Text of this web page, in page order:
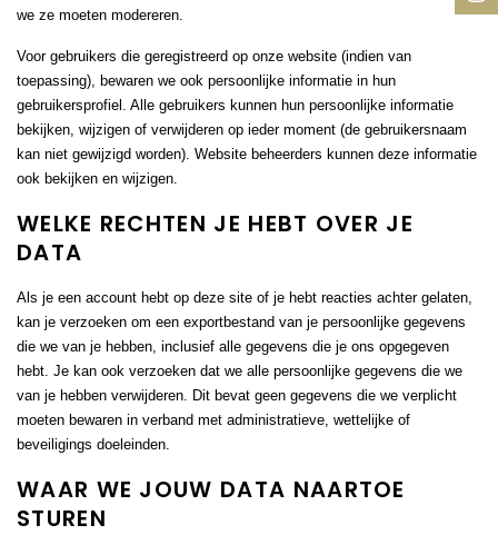
we ze moeten modereren.
Voor gebruikers die geregistreerd op onze website (indien van
toepassing), bewaren we ook persoonlijke informatie in hun
gebruikersprofiel. Alle gebruikers kunnen hun persoonlijke informatie
bekijken, wijzigen of verwijderen op ieder moment (de gebruikersnaam
kan niet gewijzigd worden). Website beheerders kunnen deze informatie
ook bekijken en wijzigen.
WELKE RECHTEN JE HEBT OVER JE
DATA
Als je een account hebt op deze site of je hebt reacties achter gelaten,
kan je verzoeken om een exportbestand van je persoonlijke gegevens
die we van je hebben, inclusief alle gegevens die je ons opgegeven
hebt. Je kan ook verzoeken dat we alle persoonlijke gegevens die we
van je hebben verwijderen. Dit bevat geen gegevens die we verplicht
moeten bewaren in verband met administratieve, wettelijke of
beveiligings doeleinden.
WAAR WE JOUW DATA NAARTOE
STUREN